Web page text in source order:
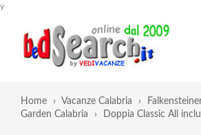
ÿ
Home › Vacanze Calabria ›
Garden Calabria
› Doppia Classic All